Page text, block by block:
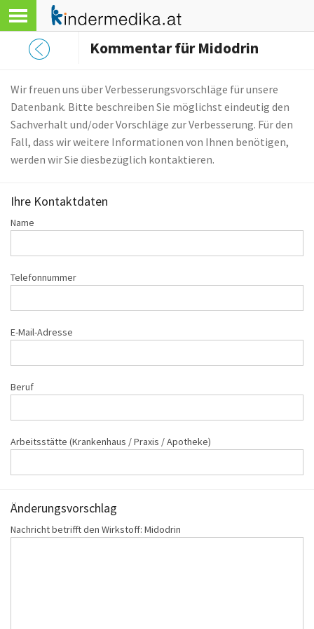
Kommentar für Midodrin
Wir freuen uns über Verbesserungsvorschläge für unsere
Datenbank. Bitte beschreiben Sie möglichst eindeutig den
Sachverhalt und/oder Vorschläge zur Verbesserung. Für den
Fall, dass wir weitere Informationen von Ihnen benötigen,
werden wir Sie diesbezüglich kontaktieren.
Ihre Kontaktdaten
Name
Telefonnummer
E-Mail-Adresse
Beruf
Arbeitsstätte (Krankenhaus / Praxis / Apotheke)
Änderungs‌vorschlag
Nachricht betrifft den Wirkstoff: Midodrin